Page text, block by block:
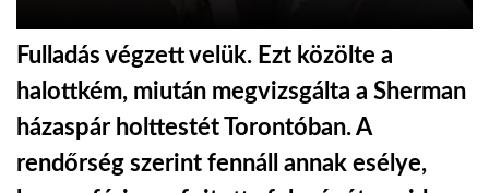
GLOBOTV BP
Fulladás végzett velük. Ezt közölte a
halottkém, miután megvizsgálta a Sherman
házaspár holttestét Torontóban. A
rendőrség szerint fennáll annak esélye,